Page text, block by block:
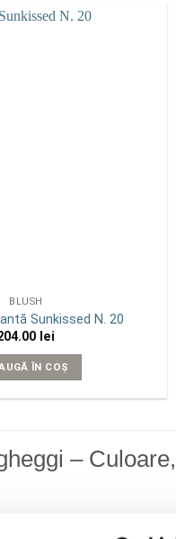
BLUSH
Sunkissed N. 20
lei
ÎN COȘ
–
cu ingrediente